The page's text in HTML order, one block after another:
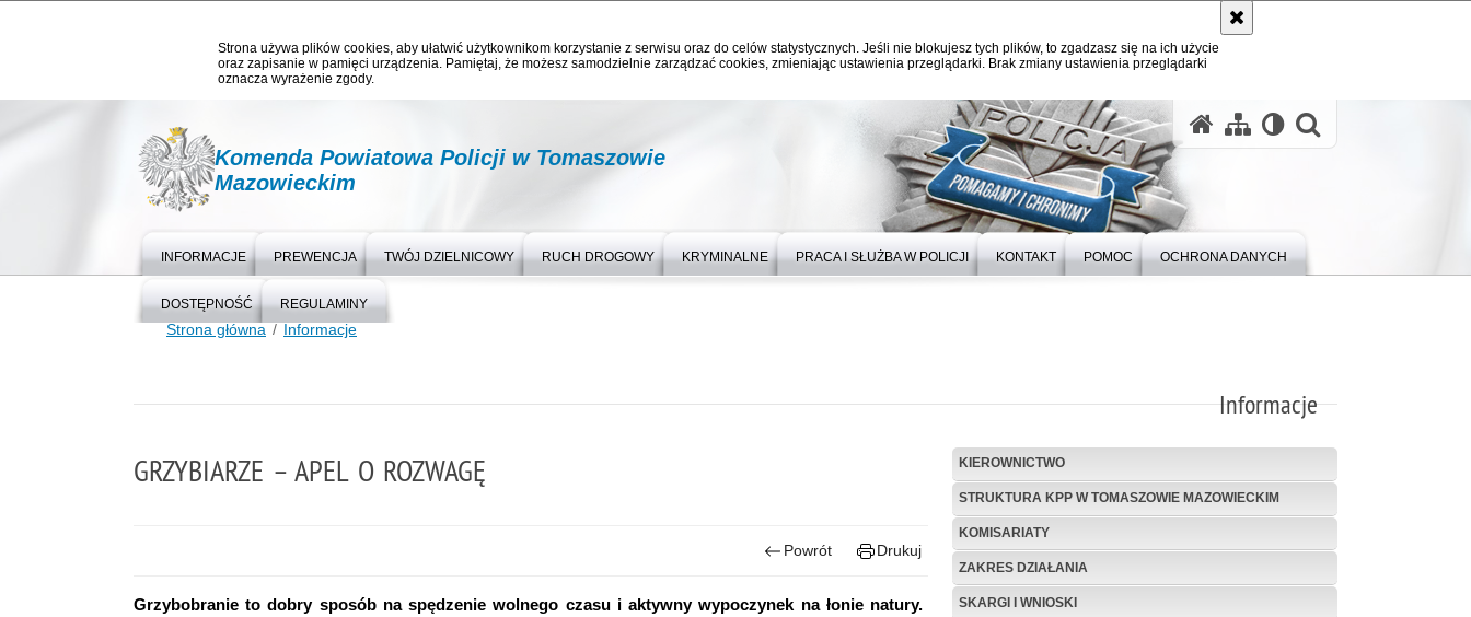
Strona używa plików cookies, aby ułatwić użytkownikom korzystanie z serwisu oraz do celów statystycznych. Jeśli nie blokujesz tych plików, to zgadzasz się na ich użycie
oraz zapisanie w pamięci urządzenia. Pamiętaj, że możesz samodzielnie zarządzać cookies, zmieniając ustawienia przeglądarki. Brak zmiany ustawienia przeglądarki
oznacza wyrażenie zgody.
Komenda Powiatowa Policji w Tomaszowie
Mazowieckim
INFORMACJE PREWENCJA TWÓJ DZIELNICOWY RUCH DROGOWY KRYMINALNE PRACA I SŁUŻBA W POLICJI KONTAKT POMOC OCHRONA DANYCH
DOSTĘPNOŚĆ REGULAMINY
Strona główna Informacje
Informacje
GRZYBIARZE – APEL O ROZWAGĘ
Powrót Drukuj
Grzybobranie to dobry sposób na spędzenie wolnego czasu i aktywny wypoczynek na łonie natury.
KIEROWNICTWO
STRUKTURA KPP W TOMASZOWIE MAZOWIECKIM
KOMISARIATY
ZAKRES DZIAŁANIA
SKARGI I WNIOSKI